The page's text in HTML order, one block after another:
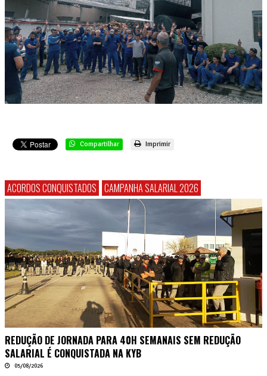
Compartilhar Imprimir
ACORDOS CONQUISTADOS CAMPANHA SALARIAL 2026
REDUÇÃO DE JORNADA PARA 40H SEMANAIS SEM REDUÇÃO
SALARIAL É CONQUISTADA NA KYB
05/08/2026